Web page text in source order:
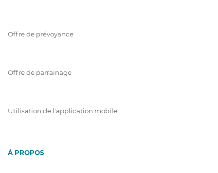
Offre de prévoyance
Offre de parrainage
Utilisation de l'application mobile
À PROPOS